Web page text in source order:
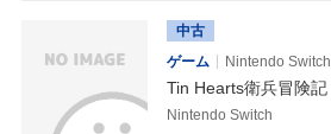
中古
ゲーム
Nintendo Switch
Tin Hearts衛兵冒険記
Nintendo Switch